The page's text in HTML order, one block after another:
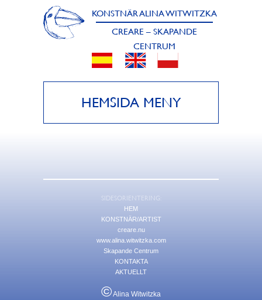
KONSTNÄR ALINA WITWITZKA
CREARE – SKAPANDE
CENTRUM
HEMSIDA MENY
SIDESORIENTERING:
HEM
KONSTNÄR/ARTIST
creare.nu
www.alina.witwitzka.com
Skapande Centrum
KONTAKTA
AKTUELLT
©Alina Witwitzka